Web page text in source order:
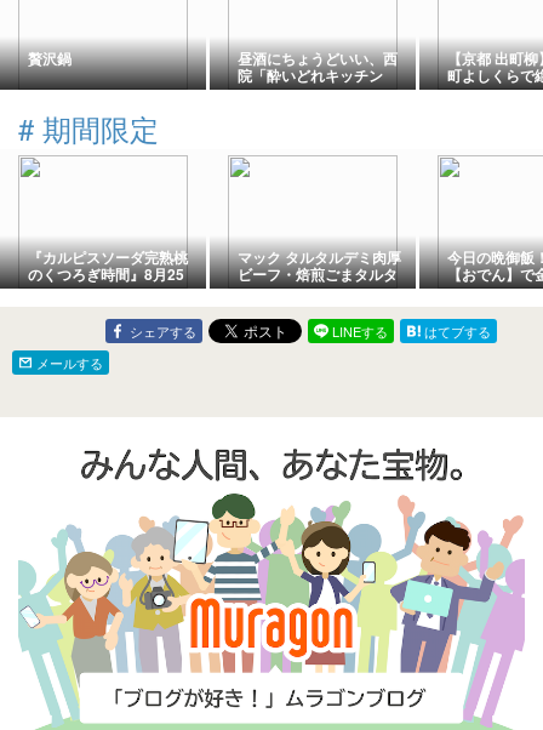
贅沢鍋 昼酒にちょうどいい、西
院「酔いどれキッチン
けい」。
【京都 出町
町よしくらで
チ！おばんざ
# 期間限定
『カルピスソーダ完熟桃
のくつろぎ時間』8月25
日から期間限定発売
マック タルタルデミ肉厚
ビーフ・焙煎ごまタルタ
ルシュリンプ・マックフ
ィズ 沖縄県産パイン
今日の晩御飯
【おでん】で
リ！！！
シェアする LINEする
はてブする
メールする